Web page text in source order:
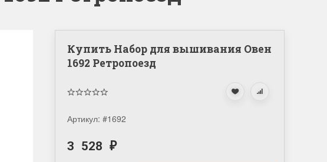
Купить Набор для вышивания Овен
1692 Ретропоезд
Артикул: #1692
3 528 ₽